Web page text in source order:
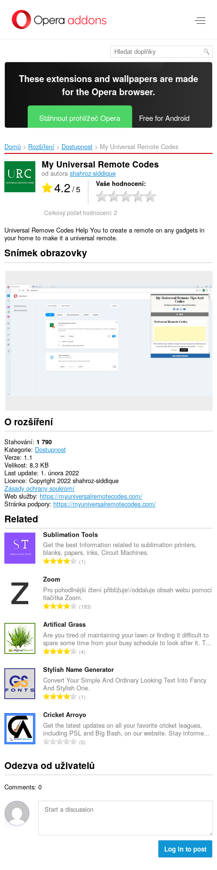
přímo
These extensions and wallpapers are made
for theOpera browser.
Stáhnout prohlížeč Opera Free for Android
Domů Rozšíření Dostupnost My Universal Remote Codes‎
My Universal Remote Codes
od autora shahroz-siddique
4.2/ 5 Vaše hodnocení
Celkový počet hodnocení:2
Universal Remove Codes Help You to create a remote on any gadgets in
your home to make it a universal remote.
Snímek obrazovky
O rozšíření
Stahování 1 790
Kategorie Dostupnost
Verze 1.1
Velikost 8,3 KB
Last update 1. února 2022
Licence Copyright 2022 shahroz-siddique
Zásady ochrany soukromí
Web služby https://myuniversalremotecodes.com/
Stránka podpory https://myuniversalremotecodes.com/
Related
Sublimation Tools
Get the best Information related to sublimation printers,
blanks, papers, inks, Circuit Machines.
C
k
o
v
p
o
č
e
t
h
o
d
o
c
e
n
:
1
Zoom
Pro pohodlnější čtení přibližuje\/oddaluje obsah webu pomocí
tlačítka Zoom.
C
l
k
o
v
p
o
č
e
t
h
o
d
o
c
í
:
193
Artifical Grass
Are you tired of maintaining your lawn or finding it difficult to
spare some time from your busy schedule to look after it. T...
C
l
k
o
v
p
o
č
e
h
o
o
n
4
Stylish Name Generator
Convert Your Simple And Ordinary Looking Text Into Fancy
And Stylish One.
C
l
k
o
v
p
o
t
h
1
Cricket Arroyo
Get the latest updates on all your favorite cricket leagues,
including PSL and Big Bash, on our website. Stay informe...
C
k
ý
p
e
0
Odezva od uživatelů
Comments: 0
Log in to post